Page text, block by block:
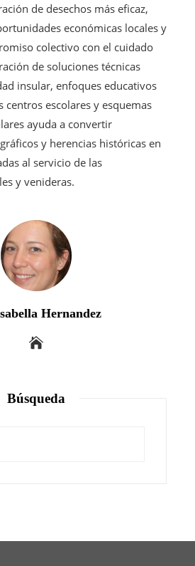
de desechos más eficaz,
económicas locales y
colectivo con el cuidado
de soluciones técnicas
insular, enfoques educativos
centros escolares y esquemas
ayuda a convertir
y herencias históricas en
al servicio de las
y venideras.
Hernandez
Búsqueda